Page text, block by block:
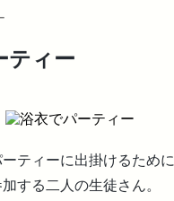
ティー
ティーに出掛けるために
する二人の生徒さん。